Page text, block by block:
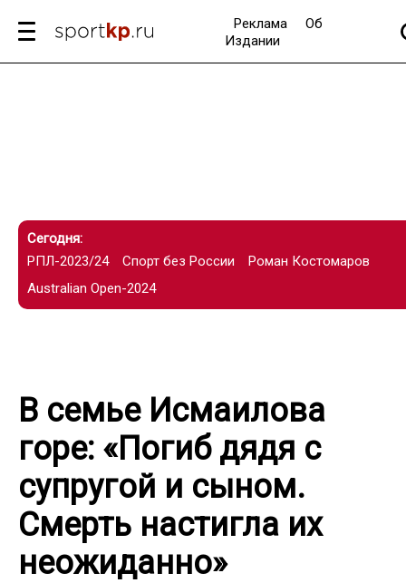
Реклама
Об
Издании
Сегодня:
РПЛ-2023/24
Спорт без России
Роман Костомаров
Australian Open-2024
В семье Исмаилова
горе: «Погиб дядя с
супругой и сыном.
Смерть настигла их
неожиданно»